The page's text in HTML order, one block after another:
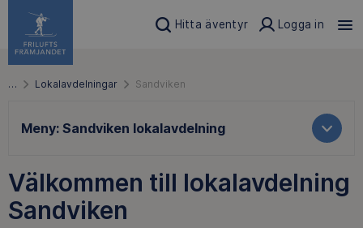
Hitta äventyr Logga in
… Lokalavdelningar Sandviken
Meny: Sandviken lokalavdelning
Välkommen till lokalavdelning
Sandviken